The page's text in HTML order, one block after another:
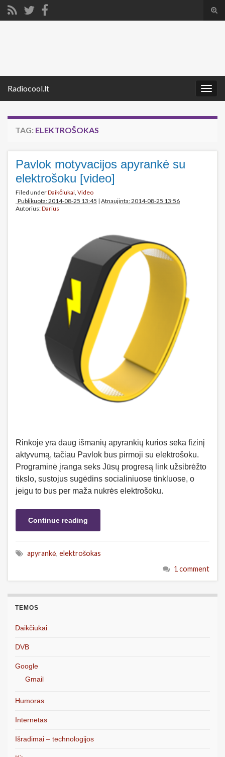
Radiocool.lt
TAG: ELEKTROŠOKAS
Pavlok motyvacijos apyrankė su
elektrošoku [video]
Filed underDaikčiukai, Video
Publikuota: 2014-08-25 13:45 | Atnaujinta: 2014-08-25 13:56
Autorius:Darius
Rinkoje yra daug išmanių apyrankių kurios seka fizinį
aktyvumą, tačiau Pavlok bus pirmoji su elektrošoku.
Programinė įranga seks Jūsų progresą link užsibrėžto
tikslo, sustojus sugėdins socialiniuose tinkluose, o
jeigu to bus per maža nukrės elektrošoku.
Continue reading
apyrankė, elektrošokas
1 comment
TEMOS
Daikčiukai
DVB
Google
Gmail
Humoras
Internetas
Išradimai – technologijos